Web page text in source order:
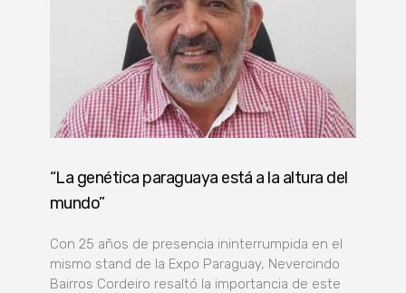
“La genética paraguaya está a la altura del
mundo”
Con 25 años de presencia ininterrumpida en el
mismo stand de la Expo Paraguay, Nevercindo
Bairros Cordeiro resaltó la importancia de este